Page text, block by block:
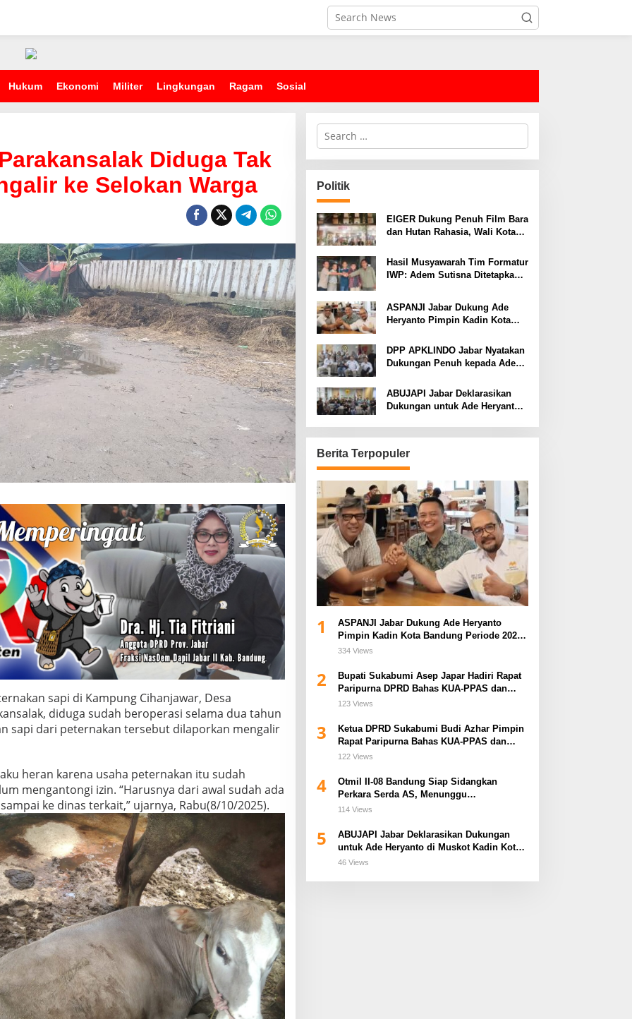
Hukum Ekonomi Militer Lingkungan Ragam Sosial
Diduga Tak
ke Selokan Warga
sapi di Kampung Cihanjawar, Desa
diduga sudah beroperasi selama dua tahun
sapi dari peternakan tersebut dilaporkan mengalir
heran karena usaha peternakan itu sudah
mengantongi izin. “Harusnya dari awal sudah ada
ke dinas terkait,” ujarnya, Rabu(8/10/2025).
S
r
c
h
f
o
r
:
Politik
EIGER Dukung Penuh Film Bara
dan Hutan Rahasia, Wali Kota
Hasil Musyawarah Tim Formatur
IWP: Adem Sutisna Ditetapkan
ASPANJI Jabar Dukung Ade
Heryanto Pimpin Kadin Kota
DPP APKLINDO Jabar Nyatakan
Dukungan Penuh kepada Ade
Bandung
ABUJAPI Jabar Deklarasikan
Dukungan untuk Ade Heryanto
Berita Terpopuler
1
ASPANJI Jabar Dukung Ade Heryanto
Pimpin Kadin Kota Bandung Periode 2026–
2031
334 Views
2
Bupati Sukabumi Asep Japar Hadiri Rapat
Paripurna DPRD Bahas KUA-PPAS dan
Raperda Disabilitas
123 Views
3
Ketua DPRD Sukabumi Budi Azhar Pimpin
Rapat Paripurna Bahas KUA-PPAS dan
Raperda Tirta Jaya
122 Views
4
Otmil II-08 Bandung Siap Sidangkan
Perkara Serda AS, Menunggu
Rekomendasi Korem Sunan Gunung Jati
114 Views
5
ABUJAPI Jabar Deklarasikan Dukungan
untuk Ade Heryanto di Muskot Kadin Kota
Bandung
46 Views